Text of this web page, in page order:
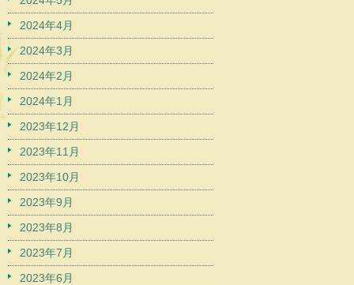
2024年4月
2024年3月
2024年2月
2024年1月
2023年12月
2023年11月
2023年10月
2023年9月
2023年8月
2023年7月
2023年6月